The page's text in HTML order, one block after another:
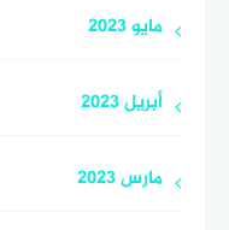
مايو 2023
أبريل 2023
مارس 2023